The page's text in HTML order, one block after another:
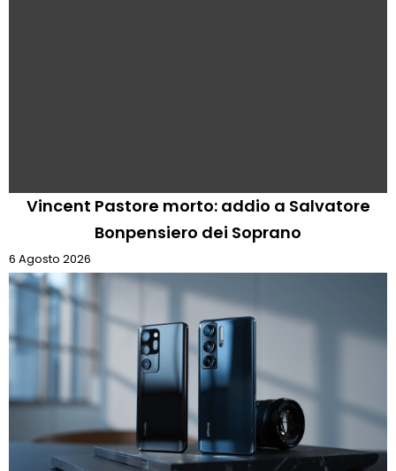
Vincent Pastore morto: addio a Salvatore
Bonpensiero dei Soprano
6 Agosto 2026